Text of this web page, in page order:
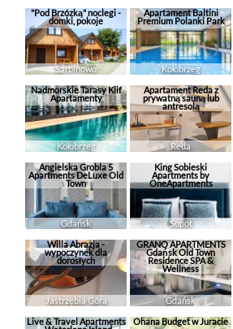
"Pod Brzózką" noclegi -
domki, pokoje
Sarbinowo
Apartament Baltini
Premium Polanki Park
Kołobrzeg
Nadmorskie Tarasy Klif
Apartamenty
Kołobrzeg
Apartament Reda z
prywatną sauną lub
antresolą
Reda
Angielska Grobla 5
Apartments DeLuxe Old
Town
Gdańsk
King Sobieski
Apartments by
OneApartments
Sopot
Willa Abrazja -
wypoczynek dla
dorosłych
Jastrzębia Góra
GRANO APARTMENTS
Gdańsk Old Town
Residence SPA &
Wellness
Gdańsk
Live & Travel Apartments
Ohana Budget w Juracie